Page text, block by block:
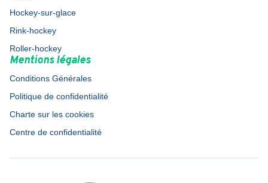
Hockey-sur-glace
Rink-hockey
Roller-hockey
Mentions légales
Conditions Générales
Politique de confidentialité
Charte sur les cookies
Centre de confidentialité